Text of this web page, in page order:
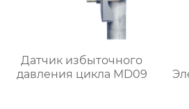
Датчик избыточного
давления цикла MD09